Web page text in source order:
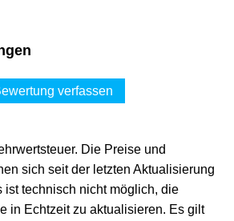
verfassen
Die Preise und
sich seit der letzten Aktualisierung
ist technisch nicht möglich, die
in Echtzeit zu aktualisieren. Es gilt